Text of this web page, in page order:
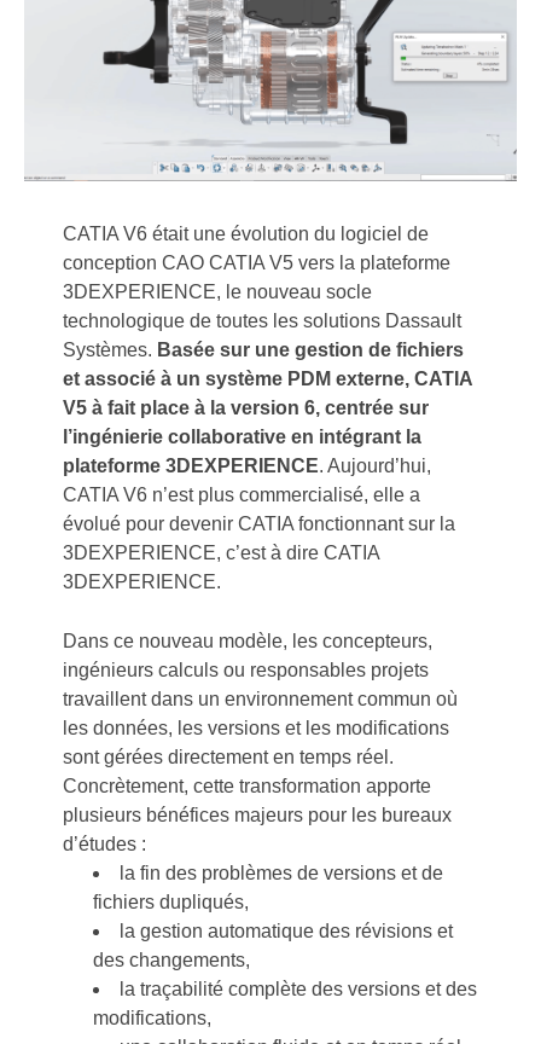
CATIA V6 était une évolution du logiciel de
conception CAO CATIA V5 vers la plateforme
3DEXPERIENCE, le nouveau socle
technologique de toutes les solutions Dassault
Systèmes. Basée sur une gestion de fichiers
et associé à un système PDM externe, CATIA
V5 à fait place à la version 6, centrée sur
l’ingénierie collaborative en intégrant la
plateforme 3DEXPERIENCE. Aujourd’hui,
CATIA V6 n’est plus commercialisé, elle a
évolué pour devenir CATIA fonctionnant sur la
3DEXPERIENCE, c’est à dire CATIA
3DEXPERIENCE.
Dans ce nouveau modèle, les concepteurs,
ingénieurs calculs ou responsables projets
travaillent dans un environnement commun où
les données, les versions et les modifications
sont gérées directement en temps réel.
Concrètement, cette transformation apporte
plusieurs bénéfices majeurs pour les bureaux
d’études :
la fin des problèmes de versions et de
fichiers dupliqués,
la gestion automatique des révisions et
des changements,
la traçabilité complète des versions et des
modifications,